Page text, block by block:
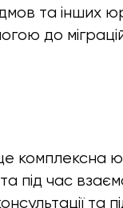
та інших
до
комплексна
під час
та